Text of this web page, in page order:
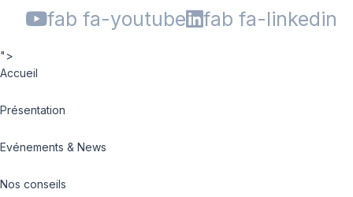
fab fa-youtube
fab fa-linkedin
">
Accueil
Présentation
Evénements & News
Nos conseils